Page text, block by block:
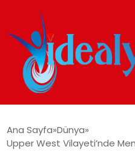
GÜNDEM
Ana Sayfa Dünya
Upper West Vilayeti’nde